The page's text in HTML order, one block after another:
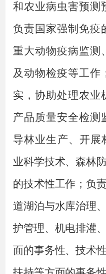
和农业病虫害预测
负责国家强制免疫
重大动物疫病监测
及动物检疫等工作
实，协助处理农业
产品质量安全检测
导林业生产、开展
业科学技术、森林
的技术性工作；负
道湖泊与水库治理
护管理、机电排灌
面的事务性、技术